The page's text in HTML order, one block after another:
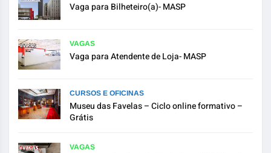
Vaga para Bilheteiro(a)- MASP
VAGAS
Vaga para Atendente de Loja- MASP
CURSOS E OFICINAS
Museu das Favelas – Ciclo online formativo –
Grátis
VAGAS